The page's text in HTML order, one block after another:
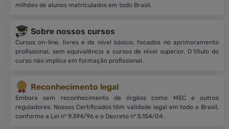
milhões de alunos matriculados em todo Brasil.
Sobre nossos cursos
Cursos on-line, livres e de nível básico, focados no aprimoramento
profissional, sem equivalência a cursos de nível superior. O título do
curso não implica em formação profissional.
Reconhecimento legal
Embora sem reconhecimento de órgãos como MEC e outros
reguladores. Nossos Certificados têm validade legal em todo o Brasil,
conforme a Lei nº 9.394/96 e o Decreto nº 5.154/04.